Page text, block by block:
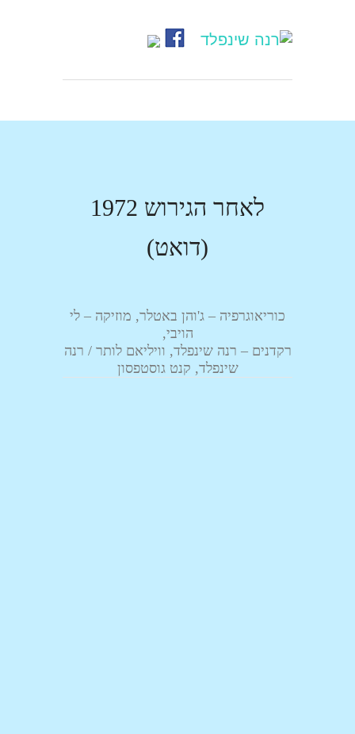
לאחר הגירוש 1972
(דואט)
כוריאוגרפיה – ג'והן באטלר, מוזיקה – לי
הויבי,
רקדנים – רנה שינפלד, וויליאם לותר / רנה
שינפלד, קנט גוסטפסון